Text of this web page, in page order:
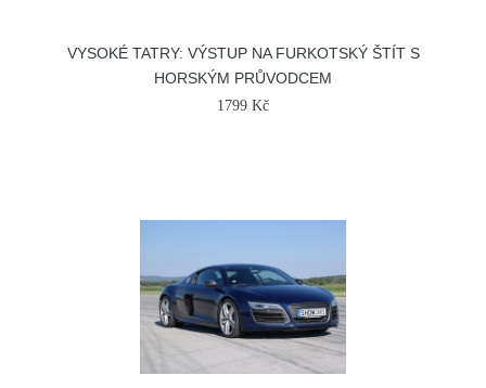
VYSOKÉ TATRY: VÝSTUP NA FURKOTSKÝ ŠTÍT S
HORSKÝM PRŮVODCEM
1799 Kč